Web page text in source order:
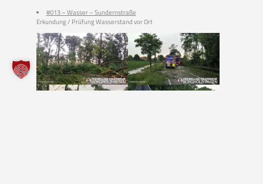
#013 – Wasser – Sundernstraße
Erkundung / Prüfung Wasserstand vor Ort